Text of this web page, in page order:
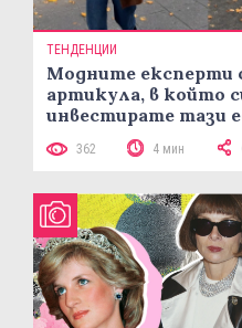
ТЕНДЕНЦИИ
Модните експерти
артикула, в който
инвестирате тази
362 4 мин